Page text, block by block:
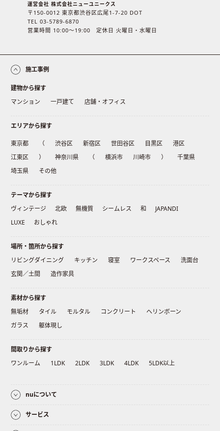
運営会社 株式会社ニューユニークス
〒150-0012 東京都渋谷区広尾1-7-20 DOT
TEL 03-5789-6870
営業時間 10:00〜19:00 定休日 火曜日・水曜日
施工事例
建物から探す
マンション
一戸建て 店舗・オフィス
エリアから探す
東京都 （ 渋谷区 新宿区 世田谷区 目黒区
港区
江東区
） 神奈川県 （ 横浜市 川崎市 ）
千葉県
埼玉県
その他
テーマから探す
ヴィンテージ
北欧 無機質 シームレス 和
JAPANDI
LUXE
おしゃれ
場所・箇所から探す
リビングダイニング
キッチン 寝室 ワークスペース
洗面台
玄関／土間
造作家具
素材から探す
無垢材
タイル モルタル コンクリート
ヘリンボーン
ガラス
躯体現し
間取りから探す
ワンルーム
1LDK 2LDK 3LDK 4LDK 5LDK以上
nuについて
サービス